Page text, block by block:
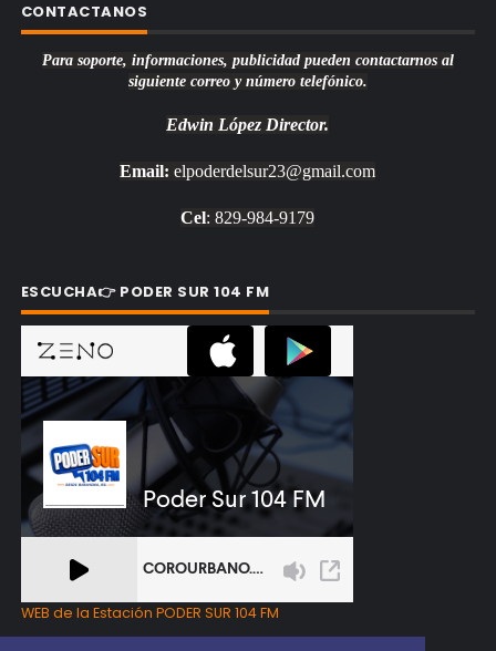
CONTACTANOS
Para soporte, informaciones, publicidad pueden contactarnos al
siguiente correo y número telefónico.
Edwin López Director.
Email: elpoderdelsur23@gmail.com
Cel: 829-984-9179
ESCUCHA👉 PODER SUR 104 FM
WEB de la Estación PODER SUR 104 FM